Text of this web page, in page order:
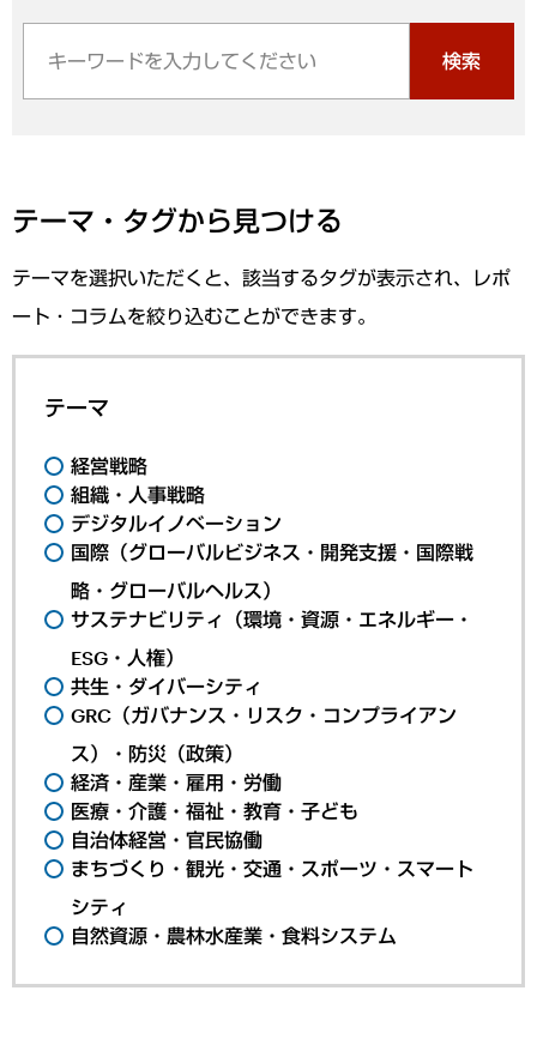
検索
テーマ・タグから見つける
テーマを選択いただくと、該当するタグが表示され、レポ
ート・コラムを絞り込むことができます。
テーマ
経営戦略
組織・人事戦略
デジタルイノベーション
国際（グローバルビジネス・開発支援・国際戦
略・グローバルヘルス）
サステナビリティ（環境・資源・エネルギー・
ESG・人権）
共生・ダイバーシティ
GRC（ガバナンス・リスク・コンプライアン
ス）・防災（政策）
経済・産業・雇用・労働
医療・介護・福祉・教育・子ども
自治体経営・官民協働
まちづくり・観光・交通・スポーツ・スマート
シティ
自然資源・農林水産業・食料システム